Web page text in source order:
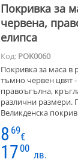
Покривка за
червена,
елипса
Код: POK0060
Покривка за маса в
тъмно червен цвят
правоъгълна,
различни размери.
Великденска
8 69
€
17 00
лв.